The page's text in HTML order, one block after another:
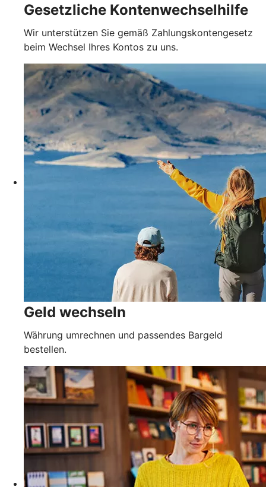
Gesetzliche Kontenwechselhilfe
Wir unterstützen Sie gemäß Zahlungskontengesetz
beim Wechsel Ihres Kontos zu uns.
Geld wechseln
Währung umrechnen und passendes Bargeld
bestellen.